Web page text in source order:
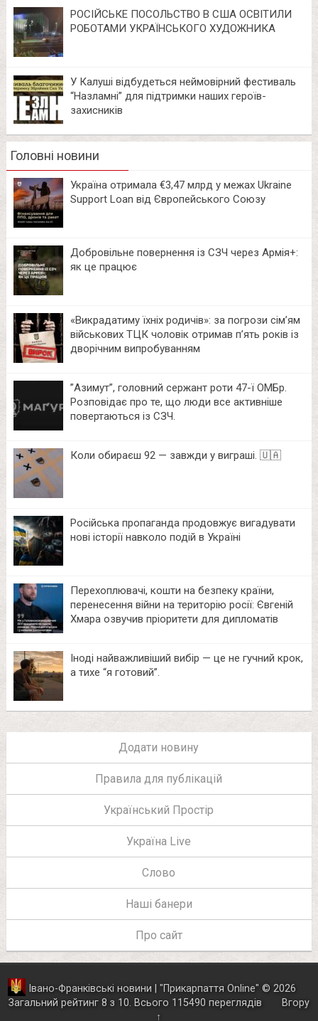
РОСІЙСЬКЕ ПОСОЛЬСТВО В США ОСВІТИЛИ
РОБОТАМИ УКРАЇНСЬКОГО ХУДОЖНИКА
У Калуші відбудеться неймовірний фестиваль
“Назламні” для підтримки наших героїв-
захисників
Головні новини
Україна отримала €3,47 млрд у межах Ukraine
Support Loan від Європейського Союзу
Добровільне повернення із СЗЧ через Армія+:
як це працює
«Викрадатиму їхніх родичів»: за погрози сім’ям
військових ТЦК чоловік отримав п’ять років із
дворічним випробуванням
⁨”Азимут”, головний сержант роти 47-ї ОМБр.
Розповідає про те, що люди все активніше
повертаються із СЗЧ.
Коли обираєш 92 — завжди у виграші. 🇺🇦
Російська пропаганда продовжує вигадувати
нові історії навколо подій в Україні
Перехоплювачі, кошти на безпеку країни,
перенесення війни на територію росії: Євгеній
Хмара озвучив пріоритети для дипломатів
Іноді найважливіший вибір — це не гучний крок,
а тихе “я готовий”.
Додати новину
Правила для публікацій
Український Простір
Україна Live
Слово
Наші банери
Про сайт
Івано-Франківські новини | "Прикарпаття Online" © 2026
Загальний рейтинг 8 з 10. Всього 115490 переглядів
Вгору
↑